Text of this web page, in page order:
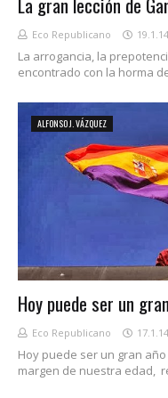
Eco Republicano 19.1.14
La arrogancia, la
encontrado con la horma
ALFONSO J. VÁZQUEZ
Hoy puede ser un
Eco Republicano 17.1.14
Hoy puede ser un gran
margen de nuestra edad,